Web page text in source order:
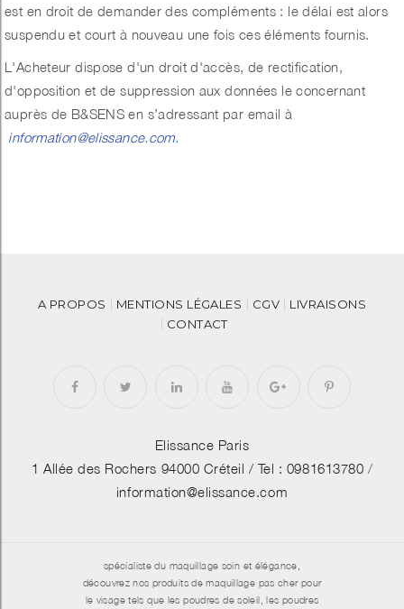
est en droit de demander des compléments : le délai est alors
suspendu et court à nouveau une fois ces éléments fournis.
L'Acheteur dispose d'un droit d'accès, de rectification,
d'opposition et de suppression aux données le concernant
auprès de B&SENS en s’adressant par email à
information@elissance.com.
A PROPOS MENTIONS LÉGALES CGV
LIVRAISONS
CONTACT
Elissance Paris
1 Allée des Rochers 94000 Créteil / Tel : 0981613780 /
information@elissance.com
spécialiste du maquillage soin et élégance,
découvrez nos produits de maquillage pas cher pour
le visage tels que les poudres de soleil, les poudres